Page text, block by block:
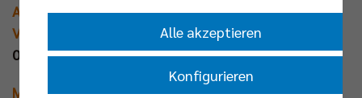
Andrea Anastasi wird neuer Cheftrainer der BR
Volleys
09.06.2026 | rbb24
Meister holt den „Klopp des Volleyballs“
Alle akzeptieren
Konfigurieren